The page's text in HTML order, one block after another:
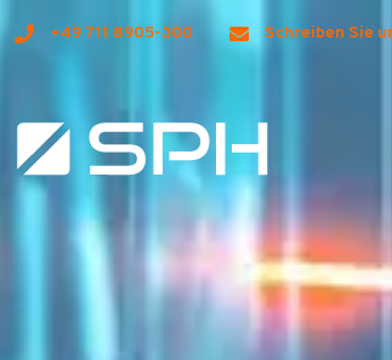
+49 711 8905-300 Schreiben Sie